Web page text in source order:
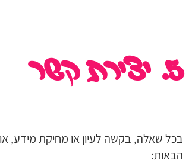
5. יצירת קשר
בכל שאלה, בקשה לעיון או מחיקת מידע, או
הבאות: